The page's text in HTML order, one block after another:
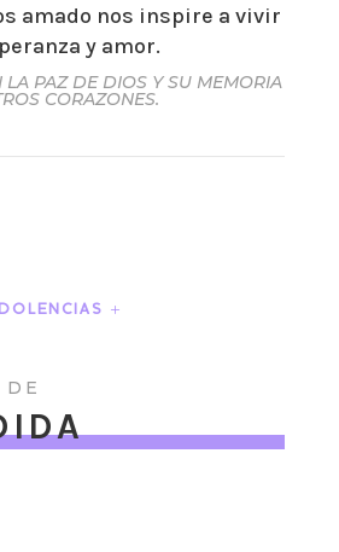
amado nos inspire a vivir
y amor.
LA PAZ DE DIOS Y SU MEMORIA
CORAZONES.